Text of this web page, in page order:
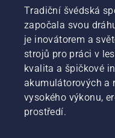
Tradiční švédská
započala svou
je inovátorem a
strojů pro práci v
kvalita a špičkové
akumulátorových a
vysokého výkonu,
prostředí.